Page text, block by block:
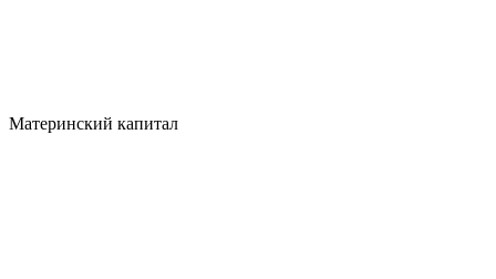
Материнский капитал